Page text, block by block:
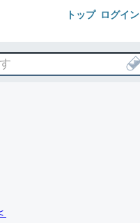
トップ ログイン